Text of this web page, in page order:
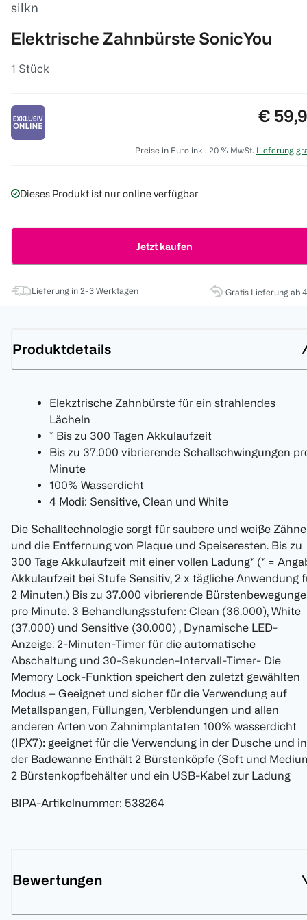
silkn
Elektrische Zahnbürste SonicYou
1 Stück
Preis:
€
Preise in Euro inkl. 20 % MwSt. Lieferung
Dieses Produkt ist nur online verfügbar
Jetzt kaufen
Lieferung in 2-3 Werktagen Gratis Lieferung ab
Produktdetails
Elekztrische Zahnbürste für ein strahlendes
Lächeln
* Bis zu 300 Tagen Akkulaufzeit
Bis zu 37.000 vibrierende Schallschwingungen
Minute
100% Wasserdicht
4 Modi: Sensitive, Clean und White
Die Schalltechnologie sorgt für saubere und weiße Zähne
und die Entfernung von Plaque und Speiseresten. Bis zu
300 Tage Akkulaufzeit mit einer vollen Ladung* (* =
Akkulaufzeit bei Stufe Sensitiv, 2 x tägliche Anwendung
2 Minuten.) Bis zu 37.000 vibrierende
pro Minute. 3 Behandlungsstufen: Clean (36.000), White
(37.000) und Sensitive (30.000) , Dynamische LED-
Anzeige. 2-Minuten-Timer für die automatische
Abschaltung und 30-Sekunden-Intervall-Timer- Die
Memory Lock-Funktion speichert den zuletzt gewählten
Modus – Geeignet und sicher für die Verwendung auf
Metallspangen, Füllungen, Verblendungen und allen
anderen Arten von Zahnimplantaten 100% wasserdicht
(IPX7): geeignet für die Verwendung in der Dusche und in
der Badewanne Enthält 2 Bürstenköpfe (Soft und
2 Bürstenkopfbehälter und ein USB-Kabel zur Ladung
BIPA-Artikelnummer: 538264
Bewertungen